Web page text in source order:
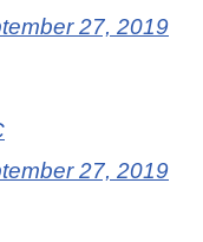
27, 2019
27, 2019